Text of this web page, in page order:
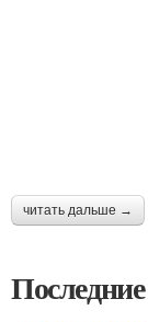
читать дальше →